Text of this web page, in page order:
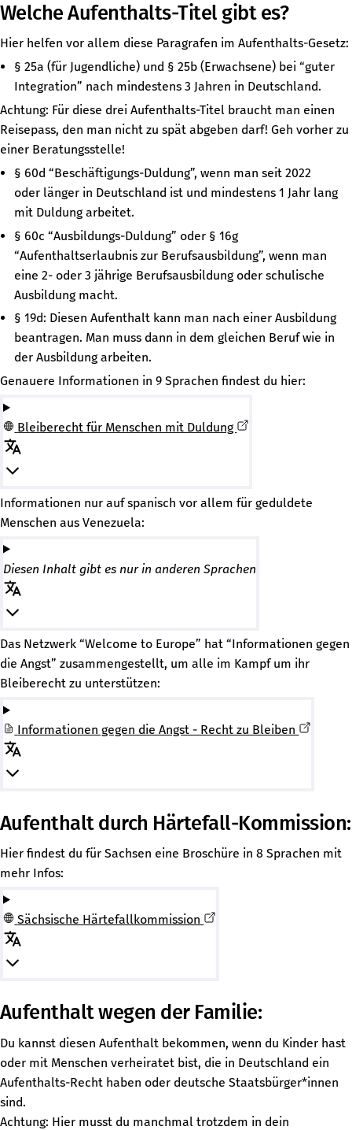
Welche Aufenthalts-Titel gibt es?
Hier helfen vor allem diese Paragrafen im Aufenthalts-Gesetz:
§ 25a (für Jugendliche) und § 25b (Erwachsene) bei “guter
Integration” nach mindestens 3 Jahren in Deutschland.
Achtung: Für diese drei Aufenthalts-Titel braucht man einen
Reisepass, den man nicht zu spät abgeben darf! Geh vorher zu
einer Beratungsstelle!
§ 60d “Beschäftigungs-Duldung”, wenn man seit 2022
oder länger in Deutschland ist und mindestens 1 Jahr lang
mit Duldung arbeitet.
§ 60c “Ausbildungs-Duldung” oder § 16g
“Aufenthaltserlaubnis zur Berufsausbildung”, wenn man
eine 2- oder 3 jährige Berufsausbildung oder schulische
Ausbildung macht.
§ 19d: Diesen Aufenthalt kann man nach einer Ausbildung
beantragen. Man muss dann in dem gleichen Beruf wie in
der Ausbildung arbeiten.
Genauere Informationen in 9 Sprachen findest du hier:
Bleiberecht für Menschen mit Duldung
Informationen nur auf spanisch vor allem für geduldete
Menschen aus Venezuela:
Diesen Inhalt gibt es nur in anderen Sprachen
Das Netzwerk “Welcome to Europe” hat “Informationen gegen
die Angst” zusammengestellt, um alle im Kampf um ihr
Bleiberecht zu unterstützen:
Informationen gegen die Angst - Recht zu Bleiben
Aufenthalt durch Härtefall-Kommission:
Hier findest du für Sachsen eine Broschüre in 8 Sprachen mit
mehr Infos:
Sächsische Härtefallkommission
Aufenthalt wegen der Familie:
Du kannst diesen Aufenthalt bekommen, wenn du Kinder hast
oder mit Menschen verheiratet bist, die in Deutschland ein
Aufenthalts-Recht haben oder deutsche Staatsbürger*innen
sind.
Achtung: Hier musst du manchmal trotzdem in dein